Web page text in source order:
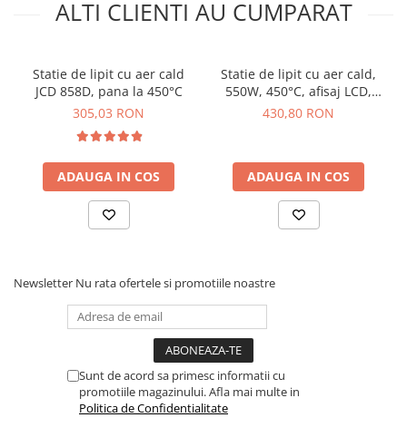
1x Statie de lipit cu aer cald JCD 8208
ALTI CLIENTI AU CUMPARAT
Statie de lipit cu aer cald
JCD 858D, pana la 450°C
305,03 RON
ADAUGA IN COS
Statie de lipit cu aer cald,
550W, 450°C, afisaj LCD,
FNIRSI SAG-55
430,80 RON
ADAUGA IN COS
Newsletter Nu rata ofertele si promotiile noastre
Sunt de acord sa primesc informatii cu
promotiile magazinului. Afla mai multe in
Politica de Confidentialitate